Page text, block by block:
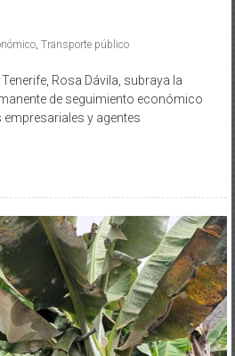
, Transporte público
Rosa Dávila, subraya la
de seguimiento económico
y agentes